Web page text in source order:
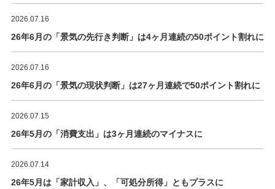
2026.07.16
26年6月の「景気の先行き判断」は4ヶ月連続の50ポイント割れに
2026.07.16
26年6月の「景気の現状判断」は27ヶ月連続で50ポイント割れに
2026.07.15
26年5月の「消費支出」は3ヶ月連続のマイナスに
2026.07.14
26年5月は「家計収入」、「可処分所得」ともプラスに